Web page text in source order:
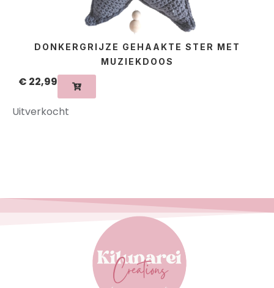
DONKERGRIJZE GEHAAKTE STER MET
MUZIEKDOOS
€ 22,99
Uitverkocht